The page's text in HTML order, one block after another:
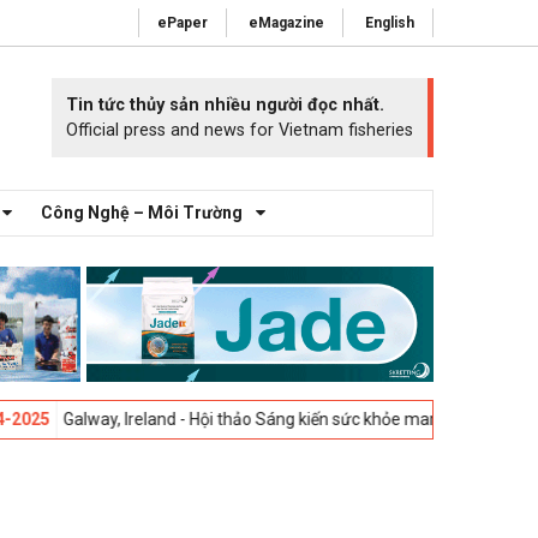
ePaper eMagazine English
Tin tức thủy sản nhiều người đọc nhất.
Official press and news for Vietnam fisheries
Công Nghệ – Môi Trường
Ireland - Hội thảo Sáng kiến sức khỏe mang cá 2025 -